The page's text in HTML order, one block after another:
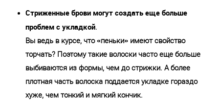
Стриженные брови могут создать еще больше
проблем с укладкой.
Вы ведь в курсе, что «пеньки» имеют свойство
торчать? Поэтому такие волоски часто еще больше
выбиваются из формы, чем до стрижки. А более
плотная часть волоска поддается укладке гораздо
хуже, чем тонкий и мягкий кончик.